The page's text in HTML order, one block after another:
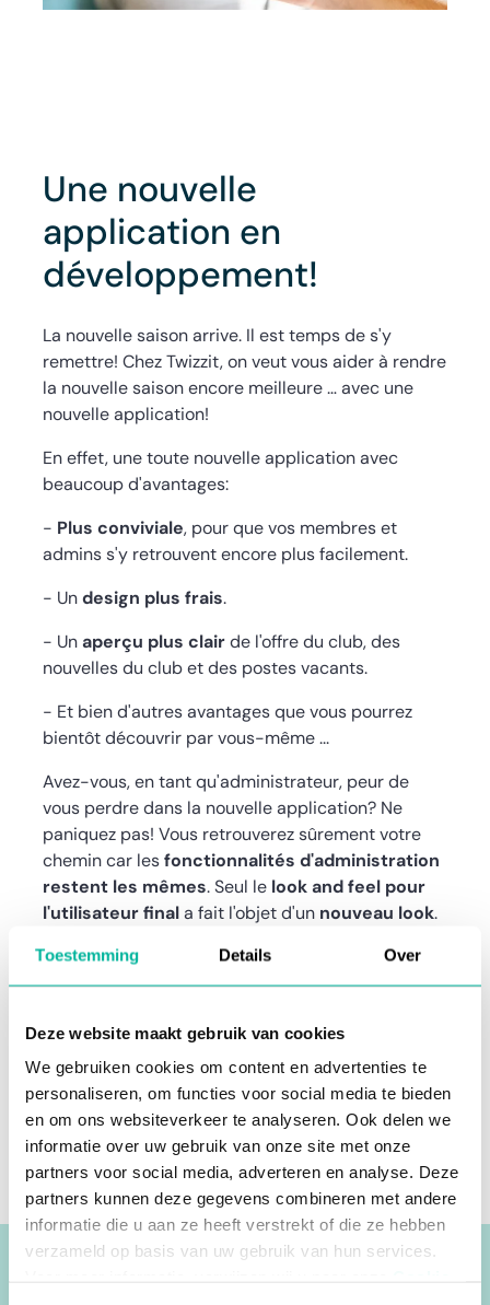
Toestemming Details Over
Deze website maakt gebruik van cookies
We gebruiken cookies om content en advertenties te
personaliseren, om functies voor social media te bieden
en om ons websiteverkeer te analyseren. Ook delen we
informatie over uw gebruik van onze site met onze
partners voor social media, adverteren en analyse. Deze
partners kunnen deze gegevens combineren met andere
informatie die u aan ze heeft verstrekt of die ze hebben
verzameld op basis van uw gebruik van hun services.
Une nouvelle
application en
développement!
La nouvelle saison arrive. Il est temps de s'y
remettre! Chez Twizzit, on veut vous aider à rendre
la nouvelle saison encore meilleure … avec une
nouvelle application!
En effet, une toute nouvelle application avec
beaucoup d'avantages:
- Plus conviviale, pour que vos membres et
admins s'y retrouvent encore plus facilement.
- Undesign plus frais.
- Unaperçu plus clairde l'offre du club, des
nouvelles du club et des postes vacants.
- Et bien d'autres avantages que vous pourrez
bientôt découvrir par vous-même ...
Avez-vous, en tant qu'administrateur, peur de
vous perdre dans la nouvelle application? Ne
paniquez pas! Vous retrouverez sûrement votre
chemin car lesfonctionnalités d'administration
restent les mêmes. Seul le look and feel pour
l'utilisateur finala fait l'objet d'un nouveau look.
que les administrateurs et les membres puissent
démarrer en douceur.
Curieux de savoir quand vous pouvez vous
attendre à la nouvelle application? Lelancement
est prévu pour lami-août. Gardez un œil sur
notre newsletter, notre blog et nos canaux
sociaux. Restez à l'écoute!